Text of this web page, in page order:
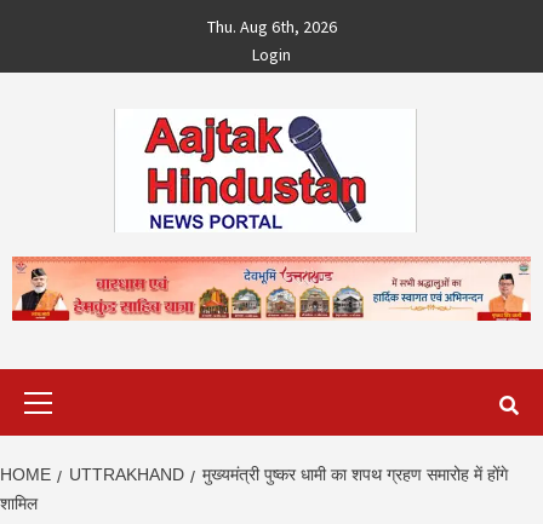
content
Thu. Aug 6th, 2026
Login
HOME UTTRAKHAND
मुख्यमंत्री पुष्कर धामी का शपथ ग्रहण समारोह में होंगे
शामिल